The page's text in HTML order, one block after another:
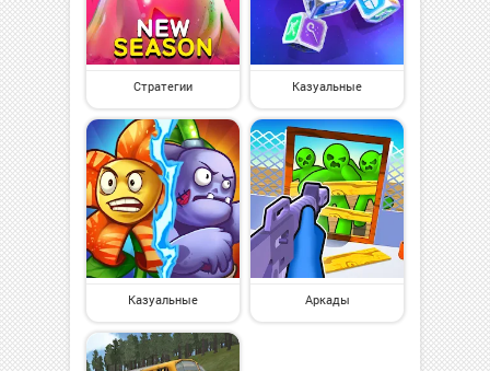
Стратегии Казуальные
Казуальные Аркады